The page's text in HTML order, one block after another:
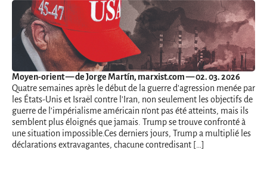
Moyen-orient— de Jorge Martín, marxist.com — 02. 03. 2026
Quatre semaines après le début de la guerre d'agression menée par
les États-Unis et Israël contre l'Iran, non seulement les objectifs de
guerre de l'impérialisme américain n'ont pas été atteints, mais ils
semblent plus éloignés que jamais. Trump se trouve confronté à
une situation impossible.Ces derniers jours, Trump a multiplié les
déclarations extravagantes, chacune contredisant […]